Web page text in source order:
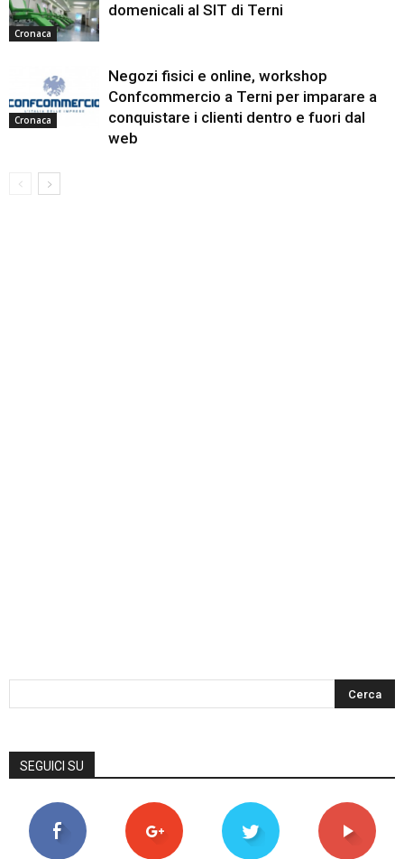
Cronaca
domenicali al SIT di Terni
Cronaca
Negozi fisici e online, workshop
Confcommercio a Terni per imparare a
conquistare i clienti dentro e fuori dal
web
SEGUICI SU